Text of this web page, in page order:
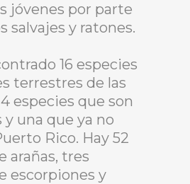
jóvenes por parte
salvajes y ratones.
16 especies
terrestres de las
especies que son
una que ya no
Rico. Hay 52
arañas, tres
escorpiones y